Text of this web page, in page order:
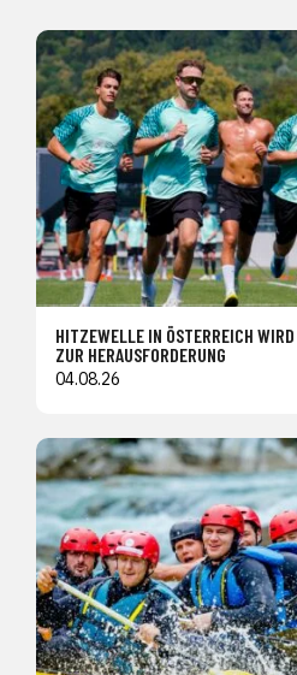
HITZEWELLE IN ÖSTERREICH
ZUR HERAUSFORDERUNG
04.08.26